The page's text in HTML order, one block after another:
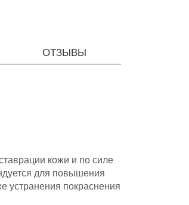
ОТЗЫВЫ
кожи и по силе
для повышения
устранения покраснения